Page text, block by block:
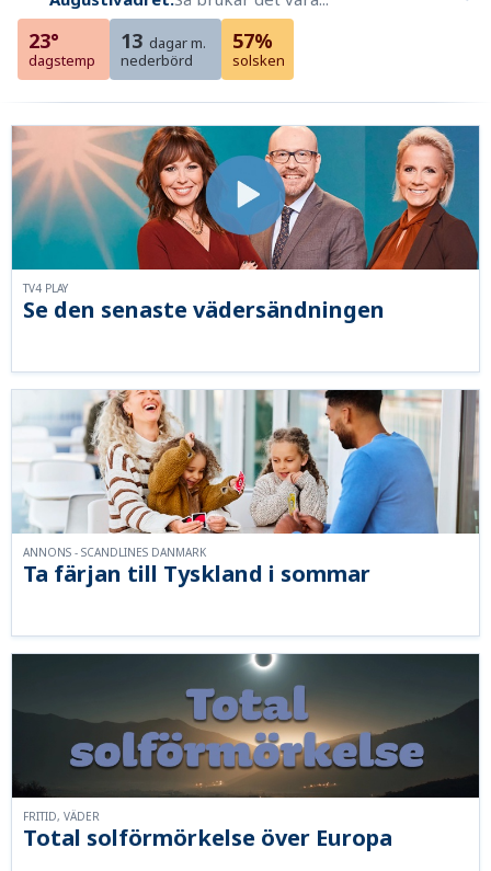
23°
dagstemp
13 dagar m.
nederbörd
57%
solsken
Se den senaste vädersändningen
TV4 PLAY
Ta färjan till Tyskland i sommar
ANNONS - SCANDLINES DANMARK
Total solförmörkelse över Europa
FRITID, VÄDER